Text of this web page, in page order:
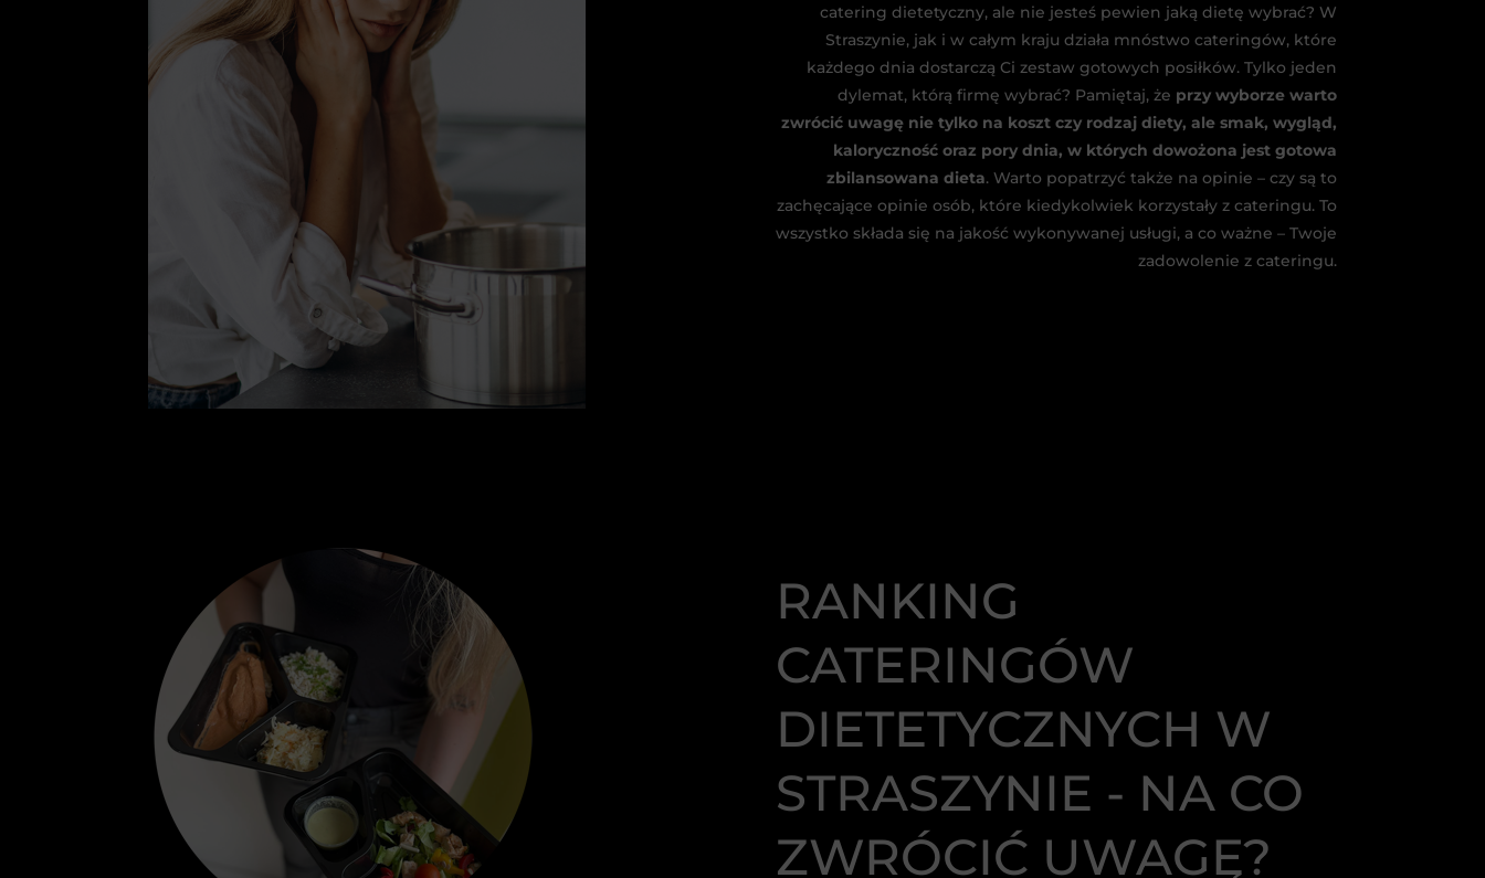
catering dietetyczny, ale nie jesteś pewien jaką dietę wybrać? W
Straszynie, jak i w całym kraju działa mnóstwo cateringów, które
każdego dnia dostarczą Ci zestaw gotowych posiłków. Tylko jeden
dylemat, którą firmę wybrać? Pamiętaj, że przy wyborze warto
zwrócić uwagę nie tylko na koszt czy rodzaj diety, ale smak, wygląd,
kaloryczność oraz pory dnia, w których dowożona jest gotowa
zbilansowana dieta. Warto popatrzyć także na opinie – czy są to
zachęcające opinie osób, które kiedykolwiek korzystały z cateringu. To
wszystko składa się na jakość wykonywanej usługi, a co ważne – Twoje
zadowolenie z cateringu.
RANKING
CATERINGÓW
DIETETYCZNYCH W
STRASZYNIE - NA CO
ZWRÓCIĆ UWAGĘ?